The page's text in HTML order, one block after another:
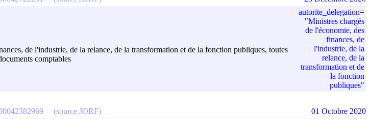
de l'industrie, de la relance, de la transformation et de la fonction publiques, toutes
comptables
autorite_delegation=
"Ministres chargés
de l'économie, des
finances, de
l'industrie, de la
relance, de la
transformation et de
la fonction
publiques"
(source JORF) 01 Octobre 2020